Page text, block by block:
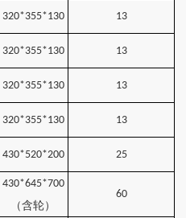
320*355*130 13
320*355*130 13
320*355*130 13
320*355*130 13
430*520*200 25
430*645*700
（含轮）
60